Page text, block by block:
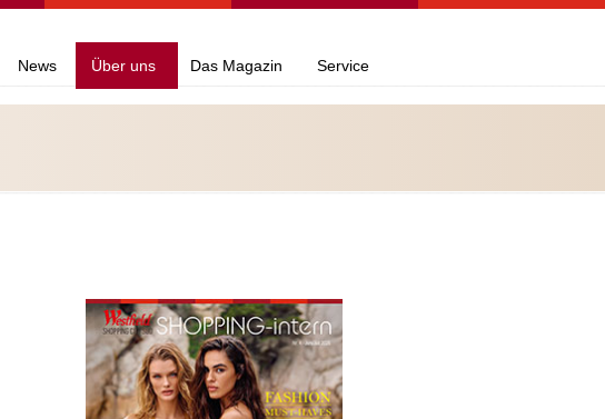
News Über uns Das Magazin Service